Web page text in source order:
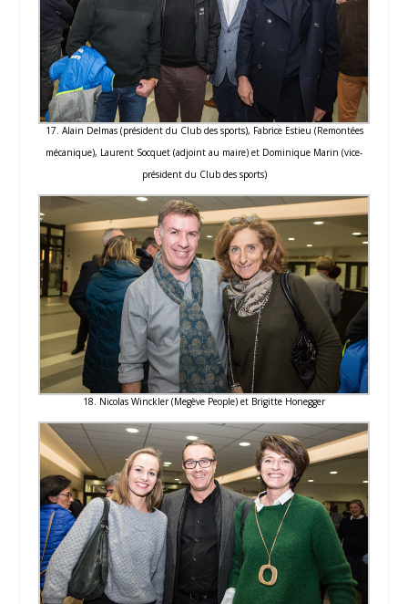
17. Alain Delmas (président du Club des sports), Fabrice Estieu (Remontées
mécanique), Laurent Socquet (adjoint au maire) et Dominique Marin (vice-
président du Club des sports)
18. Nicolas Winckler (Megève People) et Brigitte Honegger